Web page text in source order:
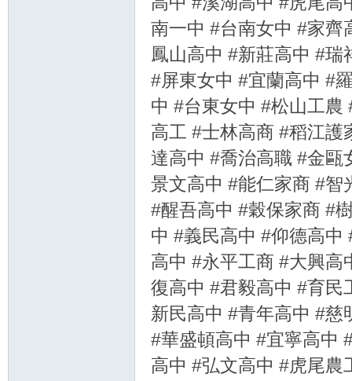
南一中 #台南女中 #家齊
鳳山高中 #新莊高中 #瑞
#屏東女中 #宜蘭高中 #
中 #台東女中 #松山工農
高工 #士林高商 #稻江護
達高中 #喬治高職 #金甌
景文高中 #能仁家商 #智
#醒吾高中 #穀保家商 #
中 #義民高中 #仰德高中
高中 #永平工商 #大興高
復高中 #君毅高中 #育民
新民高中 #青年高中 #慈
#華盛頓高中 #宜寧高中
高中 #弘文高中 #虎尾農